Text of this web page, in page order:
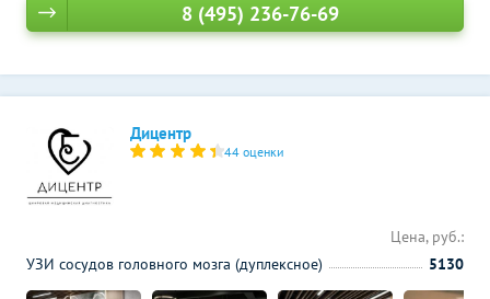
8 (495) 236-76-69
Дицентр
44 оценки
Цена, руб.:
УЗИ сосудов головного мозга (дуплексное)
5130